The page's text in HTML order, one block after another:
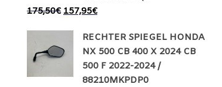
175,50€ 157,95€
RECHTER SPIEGEL HONDA
NX 500 CB 400 X 2024 CB
500 F 2022-2024 /
88210MKPDP0